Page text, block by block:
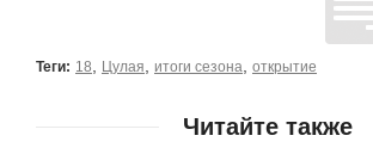
Теги: 18 Цулая итоги сезона открытие
Читайте также